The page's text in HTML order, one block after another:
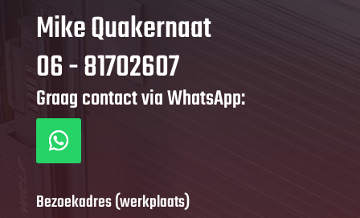
Mike Quakernaat
06 - 81702607
Graag contact via WhatsApp:
Bezoekadres (werkplaats)